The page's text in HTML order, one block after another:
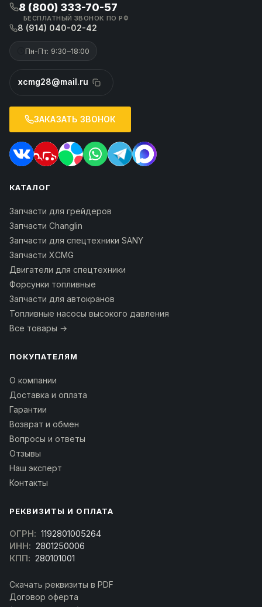
8 (800) 333-70-57
БЕСПЛАТНЫЙ ЗВОНОК ПО РФ
8 (914) 040-02-42
Пн-Пт: 9:30–18:00
xcmg28@mail.ru
ЗАКАЗАТЬ ЗВОНОК
КАТАЛОГ
Запчасти для грейдеров
Запчасти Changlin
Запчасти для спецтехники SANY
Запчасти XCMG
Двигатели для спецтехники
Форсунки топливные
Запчасти для автокранов
Топливные насосы высокого давления
Все товары →
ПОКУПАТЕЛЯМ
О компании
Доставка и оплата
Гарантии
Возврат и обмен
Вопросы и ответы
Отзывы
Наш эксперт
Контакты
РЕКВИЗИТЫ И ОПЛАТА
ОГРН: 1192801005264
ИНН: 2801250006
КПП: 280101001
Скачать реквизиты в PDF
Договор оферта